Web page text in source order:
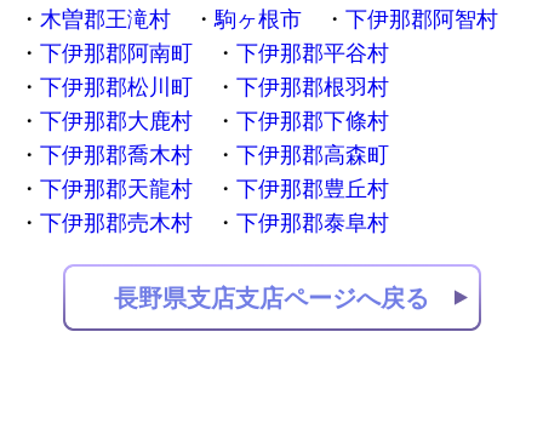
木曽郡王滝村
駒ヶ根市
下伊那郡阿智村
下伊那郡阿南町
下伊那郡平谷村
下伊那郡松川町
下伊那郡根羽村
下伊那郡大鹿村
下伊那郡下條村
下伊那郡喬木村
下伊那郡高森町
下伊那郡天龍村
下伊那郡豊丘村
下伊那郡売木村
下伊那郡泰阜村
長野県支店支店ページへ戻る